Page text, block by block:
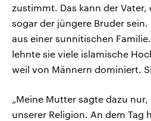
zustimmt. Das kann der
sogar der jüngere Bruder
aus einer sunnitischen
lehnte sie viele islamische
weil von Männern dominiert.
„Meine Mutter sagte dazu
unserer Religion. An dem Tag